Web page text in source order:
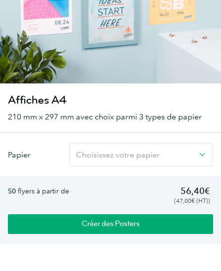
Affiches A4
210 mm x 297 mm avec choix parmi 3 types de papier
A4
Papier Choisissez votre papier
50 flyers à partir de 56,40€
(47,00€ (HT))
Créer des Posters